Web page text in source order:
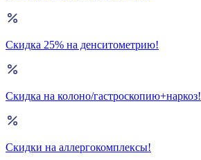
Скидка 25% на денситометрию!
Скидка на колоно/гастроскопию+наркоз!
Скидки на аллергокомплексы!